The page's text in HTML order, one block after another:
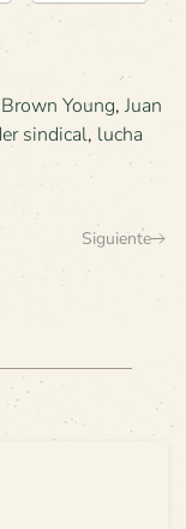
Young, Juan
sindical, lucha
Siguiente